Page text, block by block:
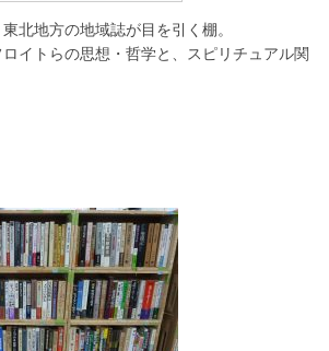
北地方の地域誌が目を引く棚。
イトらの思想・哲学と、スピリチュアル関